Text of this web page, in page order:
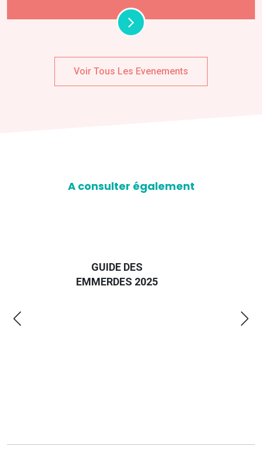
Voir Tous Les Evenements
A consulter également
GUIDE DES
EMMERDES 2025